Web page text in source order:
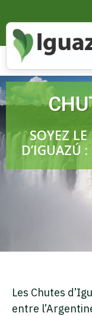
SOYEZ
D’IGUAZÚ
Les Chutes
entre